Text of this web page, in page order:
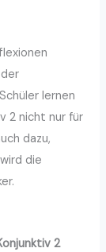
lernen
2 nicht nur für
dazu,
die
2